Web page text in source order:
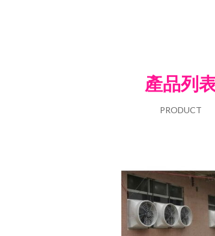
產品列
PRODUCT